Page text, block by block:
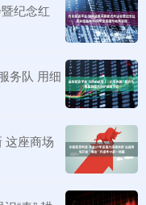
纪念红
务队 用细
这座商场